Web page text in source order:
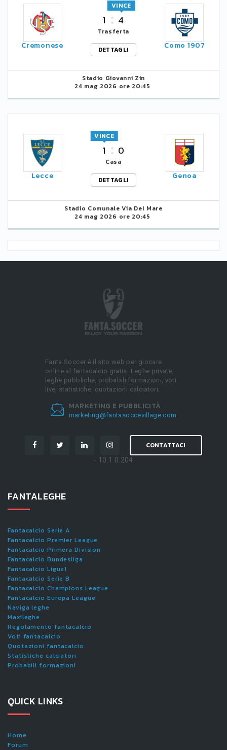
Cremonese
1 4
VINCE
Trasferta
DETTAGLI
Como 1907
Stadio Giovanni Zin
24 mag 2026 ore 20:45
Lecce
1
VINCE
0
Casa
DETTAGLI
Genoa
Stadio Comunale Via Del Mare
24 mag 2026 ore 20:45
Fanta.Soccer è il sito web per giocare
online al fantacalcio gratis. Leghe private,
leghe pubbliche, probabili formazioni, voti
live, statistiche, quotazioni calciatori.
MARKETING E PUBBLICITÀ
marketing@fantasoccevillage.com
CONTATTACI
- 10.1.0.204
FANTALEGHE
Fantacalcio Serie A
Fantacalcio Premier League
Fantacalcio Primera Division
Fantacalcio Bundesliga
Fantacalcio Ligue1
Fantacalcio Serie B
Fantacalcio Champions League
Fantacalcio Europa League
Naviga leghe
Maxileghe
Regolamento fantacalcio
Voti fantacalcio
Quotazioni fantacalcio
Statistiche calciatori
Probabili formazioni
QUICK LINKS
Home
Forum